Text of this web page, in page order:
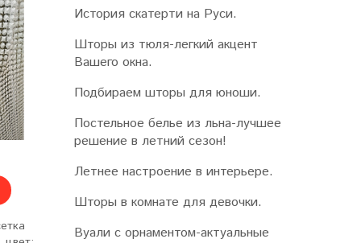
История скатерти на Руси.
Шторы из тюля-легкий акцент
Вашего окна.
Подбираем шторы для юноши.
Постельное белье из льна-лучшее
решение в летний сезон!
Летнее настроение в интерьере.
Шторы в комнате для девочки.
Вуали с орнаментом-актуальные
Тюль, крупная сетка